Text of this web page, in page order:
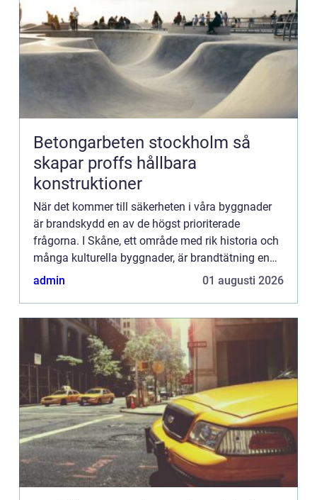
Betongarbeten stockholm så
skapar proffs hållbara
konstruktioner
När det kommer till säkerheten i våra byggnader
är brandskydd en av de högst prioriterade
frågorna. I Skåne, ett område med rik historia och
många kulturella byggnader, är brandtätning en
ce...
admin 01 augusti 2026